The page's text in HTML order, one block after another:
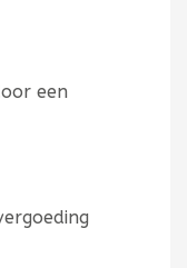
een